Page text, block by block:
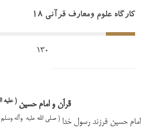
کارگاه علوم ومعارف قرآنی 18
قرآن و امام حسین( علیه
( صلی الله علیه وآله